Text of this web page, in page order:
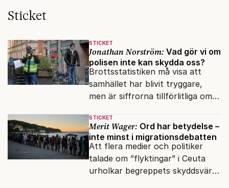
Sticket
STICKET
Jonathan Norström: Vad gör vi om
polisen inte kan skydda oss?
Brottsstatistiken må visa att
samhället har blivit tryggare,
men är siffrorna tillförlitliga om
anmäla brott?
STICKET
Merit Wager: Ord har betydelse –
inte minst i migrationsdebatten
Att flera medier och politiker
talade om ”flyktingar” i Ceuta
urholkar begreppets skyddsvärde